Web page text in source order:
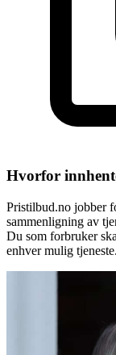
Hvorfor
Pristilbud.no jobber
sammenligning av
Du som forbruker
enhver mulig tjeneste.